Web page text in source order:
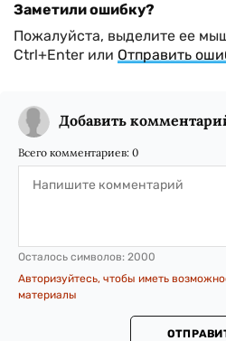
Заметили ошибку?
Пожалуйста, выделите ее
Ctrl+Enter или Отправить
Добавить
Всего комментариев: 0
Осталось символов: 2000
Авторизуйтесь, чтобы иметь
материалы